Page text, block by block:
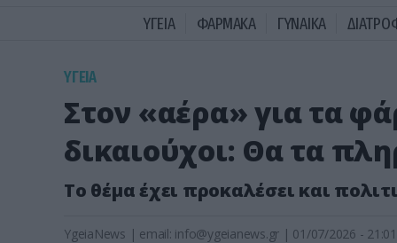
ΥΓΕΙΑ ΦΑΡΜΑΚΑ ΓΥΝΑΙΚΑ
ΥΓΕΙΑ
Στον «αέρα» για τα
δικαιούχοι: Θα τα
Το θέμα έχει προκαλέσει και
YgeiaNews | email: info@ygeianews.gr | 01/07/2026 - 21:01